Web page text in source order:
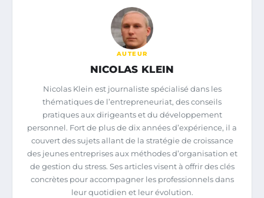
AUTEUR
NICOLAS KLEIN
Nicolas Klein est journaliste spécialisé dans les
thématiques de l’entrepreneuriat, des conseils
pratiques aux dirigeants et du développement
personnel. Fort de plus de dix années d’expérience, il a
couvert des sujets allant de la stratégie de croissance
des jeunes entreprises aux méthodes d’organisation et
de gestion du stress. Ses articles visent à offrir des clés
concrètes pour accompagner les professionnels dans
leur quotidien et leur évolution.